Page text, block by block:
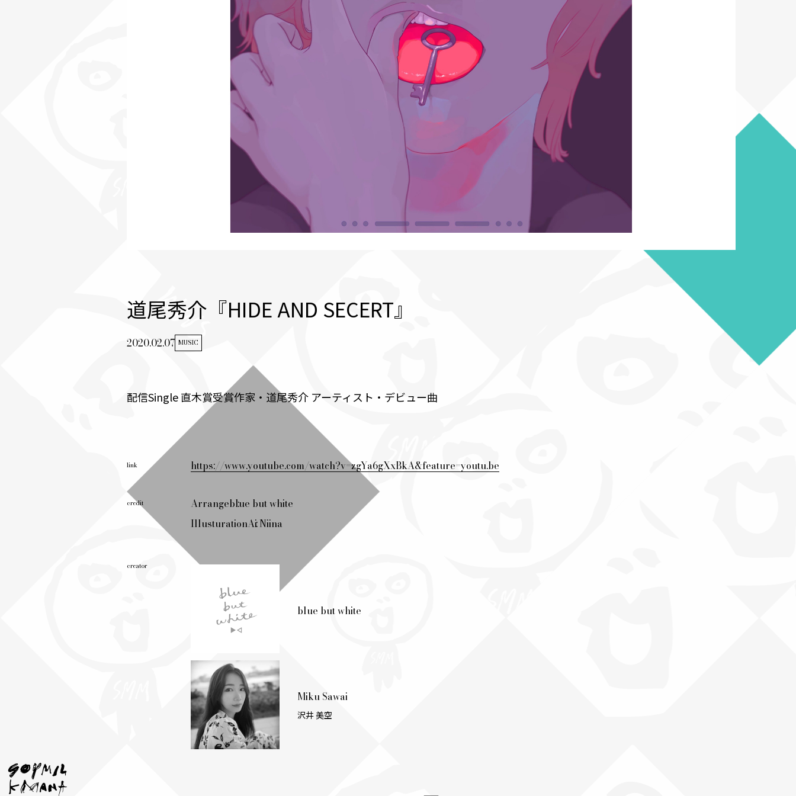
道尾秀介『HIDE AND SECERT』
2020.02.07 MUSIC
配信Single 直木賞受賞作家・道尾秀介 アーティスト・デビュー曲
link https://www.youtube.com/watch?v=zgYa6gXxBkA&feature=youtu.be
credit Arrangeblue but white
IllusturationAi Niina
creator
blue but white
Miku Sawai
沢井 美空